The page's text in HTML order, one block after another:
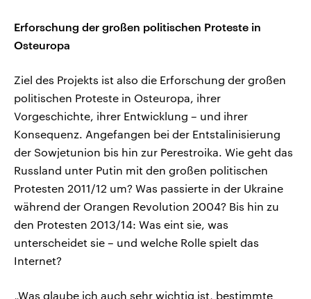
Erforschung der großen politischen Proteste in
Osteuropa
Ziel des Projekts ist also die Erforschung der großen
politischen Proteste in Osteuropa, ihrer
Vorgeschichte, ihrer Entwicklung – und ihrer
Konsequenz. Angefangen bei der Entstalinisierung
der Sowjetunion bis hin zur Perestroika. Wie geht das
Russland unter Putin mit den großen politischen
Protesten 2011/12 um? Was passierte in der Ukraine
während der Orangen Revolution 2004? Bis hin zu
den Protesten 2013/14: Was eint sie, was
unterscheidet sie – und welche Rolle spielt das
Internet?
„Was glaube ich auch sehr wichtig ist, bestimmte